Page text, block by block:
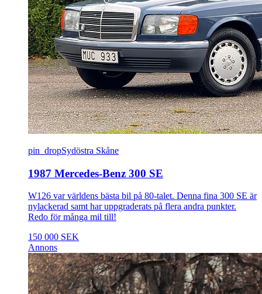
pin_dropSydöstra Skåne
1987 Mercedes-Benz 300 SE
W126 var världens bästa bil på 80-talet. Denna fina 300 SE är
nylackerad samt har uppgraderats på flera andra punkter.
Redo för många mil till!
150 000 SEK
Annons